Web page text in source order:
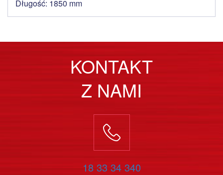
Długość: 1850 mm
KONTAKT
Z NAMI
18 33 34 340